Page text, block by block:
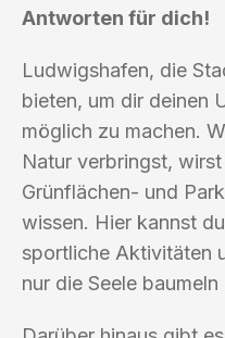
Antworten für dich!
Ludwigshafen, die
bieten, um dir deinen
möglich zu machen.
Natur verbringst,
Grünflächen- und
wissen. Hier kannst
sportliche Aktivitäten
nur die Seele baumeln